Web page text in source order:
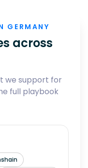
GERMANY
across
we support for
full playbook